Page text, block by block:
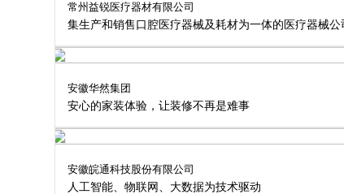
常州益锐医疗器材有限公司
集生产和销售口腔医疗器械及耗材为一体的医疗器械公
安徽华然集团
安心的家装体验，让装修不再是难事
安徽皖通科技股份有限公司
人工智能、物联网、大数据为技术驱动